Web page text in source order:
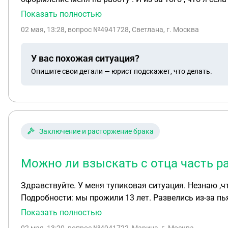
уже две недели . но с прошлой работы мне не
могу ли я забрать свою медкнижку
Показать полностью
02 мая, 13:28, вопрос №4941728, Светлана, г. Москва
У вас похожая ситуация?
Опишите свои детали — юрист подскажет, что делать.
Заключение и расторжение брака
Можно ли взыскать с отца часть
Здравствуйте. У меня тупиковая ситуация. Незнаю ,что делать. Сын подросток, 14 лет. Изьявил желание жить у папы, чтоб не
Подробности: мы прожили 13 лет. Развелись из-за пьянства. Муж
стабильно(пол года ребёнка содержала я) Образ жизни не поменялся. После развода мы с сыном ушли на съёмную
Показать полностью